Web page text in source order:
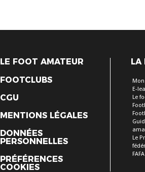
LE FOOT AMATEUR
FOOTCLUBS
CGU
MENTIONS LÉGALES
DONNÉES
PERSONNELLES
PRÉFÉRENCES
COOKIES
LA
Mon
E-
Le
Le
FAFA